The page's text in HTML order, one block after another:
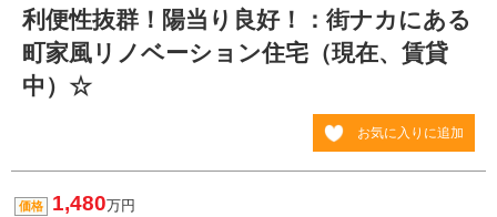
利便性抜群！陽当り良好！：街ナカにある
町家風リノベーション住宅（現在、賃貸
中）☆
お気に入りに追加
価格 1,480万円